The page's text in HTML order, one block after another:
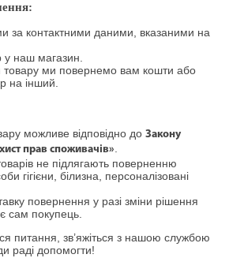
за контактними даними, вказаними на
у наш магазин.
товару ми повернемо вам кошти або
на інший.
можливе відповідно до Закону
прав споживачів».
не підлягають поверненню
гігієни, білизна, персоналізовані
повернення у разі зміни рішення
сам покупець.
питання, зв’яжіться з нашою службою
раді допомогти!